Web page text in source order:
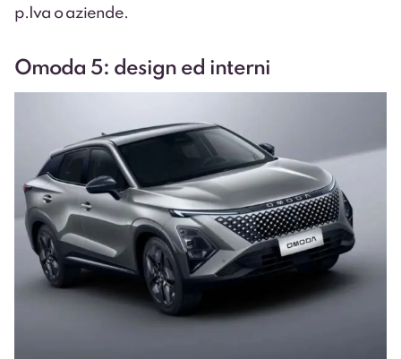
p.Iva o aziende.
Omoda 5: design ed interni